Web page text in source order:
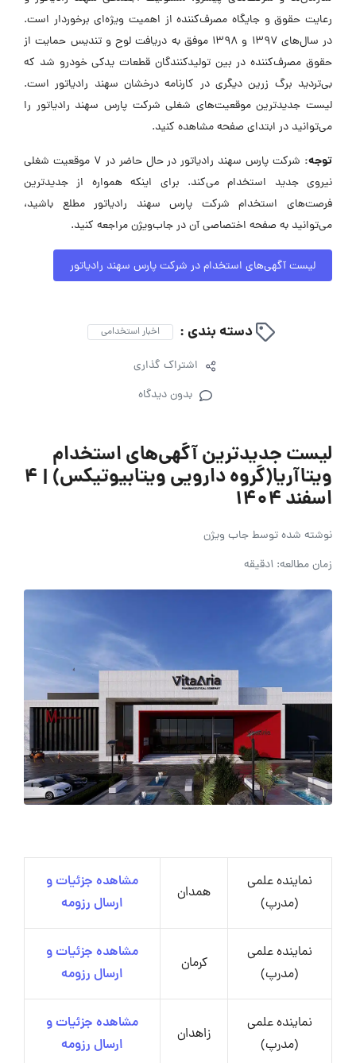
رعایت حقوق و جایگاه مصرف‌کننده از اهمیت ویژه‌ای برخوردار است.
در سال‌های ۱۳۹۷ و ۱۳۹۸ موفق به دریافت لوح و تندیس حمایت از
حقوق مصرف‌کننده در بین تولیدکنندگان قطعات یدکی خودرو شد که
بی‌تردید برگ زرین دیگری در کارنامه درخشان سهند رادیاتور است.
لیست جدیدترین موقعیت‌های شغلی شرکت پارس سهند رادیاتور را
می‌توانید در ابتدای صفحه مشاهده کنید.
توجه:
شرکت پارس سهند رادیاتور در حال حاضر در ۷ موقعیت شغلی
نیروی جدید استخدام می‌کند. برای اینکه همواره از جدیدترین
فرصت‌های استخدام شرکت پارس سهند رادیاتور مطلع باشید،
می‌توانید به صفحه اختصاصی آن در جاب‌ویژن مراجعه کنید.
لیست آگهی‌های استخدام در شرکت پارس سهند رادیاتور
دسته بندی : اخبار استخدامی
اشتراک گذاری
بدون دیدگاه
لیست جدیدترین آگهی‌های استخدام
ویتاآریا(گروه دارویی ویتابیوتیکس) | ۴
اسفند ۱۴۰۴
نوشته شده توسطجاب ویژن
زمان مطالعه: 1دقیقه
نماینده علمی
(مدرپ)
همدان
مشاهده جزئیات و
ارسال رزومه
نماینده علمی
(مدرپ)
کرمان
مشاهده جزئیات و
ارسال رزومه
نماینده علمی
(مدرپ)
زاهدان
مشاهده جزئیات و
ارسال رزومه